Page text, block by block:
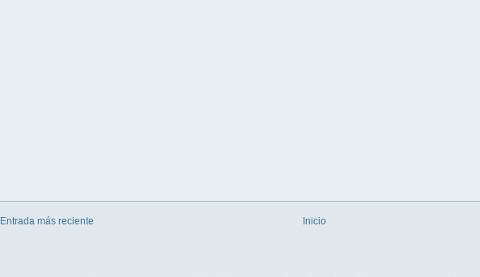
Entrada más reciente Inicio